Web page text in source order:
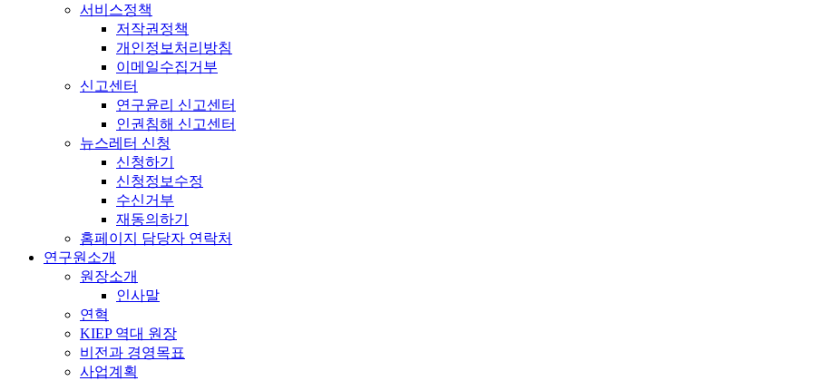
서비스정책
저작권정책
개인정보처리방침
이메일수집거부
신고센터
연구윤리 신고센터
인권침해 신고센터
뉴스레터 신청
신청하기
신청정보수정
수신거부
재동의하기
홈페이지 담당자 연락처
연구원소개
원장소개
인사말
연혁
KIEP 역대 원장
비전과 경영목표
사업계획